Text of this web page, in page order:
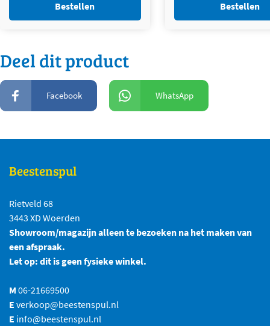
Bestellen Bestellen
Deel dit product
Facebook WhatsApp
Beestenspul
Rietveld 68
3443 XD Woerden
Showroom/magazijn alleen te bezoeken na het maken van
een afspraak.
Let op: dit is geen fysieke winkel.
M 06-21669500
E verkoop@beestenspul.nl
E info@beestenspul.nl